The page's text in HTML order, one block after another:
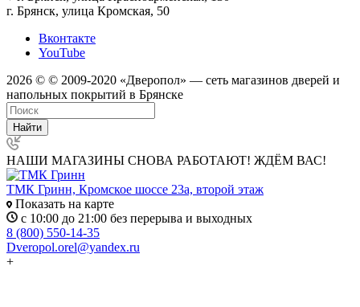
г. Брянск, улица Кромская, 50
Вконтакте
YouTube
2026 © © 2009-2020 «Дверопол» — сеть магазинов дверей и
напольных покрытий в Брянске
Найти
НАШИ МАГАЗИНЫ СНОВА РАБОТАЮТ! ЖДЁМ ВАС!
ТМК Гринн, Кромское шоссе 23а, второй этаж
Показать на карте
с 10:00 до 21:00 без перерыва и выходных
8 (800) 550-14-35
Dveropol.orel@yandex.ru
+